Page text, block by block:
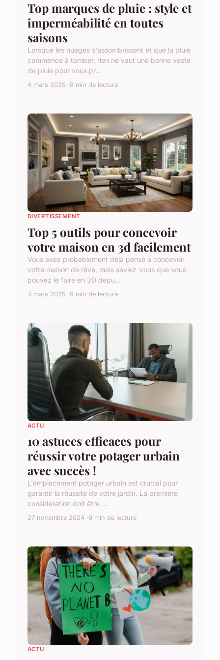
Top marques de pluie : style et
imperméabilité en toutes
saisons
Lorsque les nuages s'assombrissent et que la pluie
commence à tomber, rien ne vaut une bonne veste
de pluie pour vous pr...
4 mars 2025 8 min de lecture
DIVERTISSEMENT
Top 5 outils pour concevoir
votre maison en 3d facilement
Vous avez probablement déjà pensé à concevoir
votre maison de rêve, mais saviez-vous que vous
pouvez le faire en 3D depu...
4 mars 2025 9 min de lecture
ACTU
10 astuces efficaces pour
réussir votre potager urbain
avec succès !
L'emplacement potager urbain est crucial pour
garantir la réussite de votre jardin. La première
considération doit être ...
27 novembre 2024 9 min de lecture
ACTU